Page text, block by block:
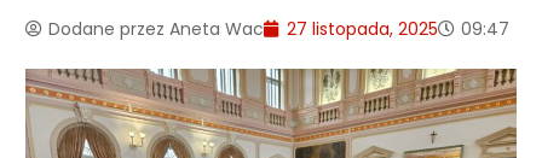
Dodane przez Aneta Wac 27 listopada, 2025 09:47